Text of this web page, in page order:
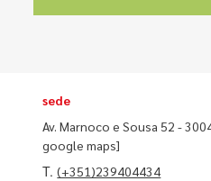
sede
Av. Marnoco e Sousa 52 -
google maps]
T.(+351)239404434